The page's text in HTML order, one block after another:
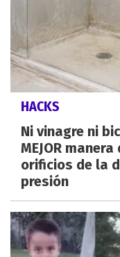
HACKS
Ni vinagre ni
MEJOR
orificios de la
presión